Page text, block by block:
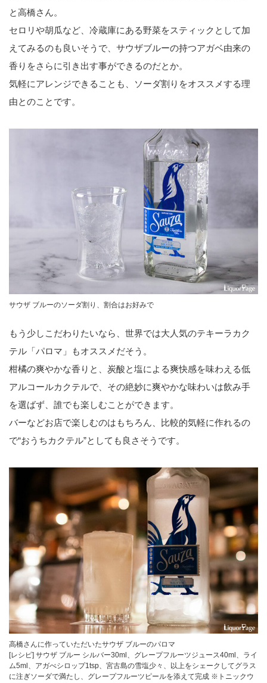
と高橋さん。
セロリや胡瓜など、冷蔵庫にある野菜をスティックとして加
えてみるのも良いそうで、サウザブルーの持つアガベ由来の
香りをさらに引き出す事ができるのだとか。
気軽にアレンジできることも、ソーダ割りをオススメする理
由とのことです。
サウザ ブルーのソーダ割り、割合はお好みで
もう少しこだわりたいなら、世界では大人気のテキーラカク
テル「パロマ」もオススメだそう。
柑橘の爽やかな香りと、炭酸と塩による爽快感を味わえる低
アルコールカクテルで、その絶妙に爽やかな味わいは飲み手
を選ばず、誰でも楽しむことができます。
バーなどお店で楽しむのはもちろん、比較的気軽に作れるの
で“おうちカクテル”としても良さそうです。
高橋さんに作っていただいたサウザ ブルーのパロマ
[レシピ] サウザ ブルー シルバー30ml、グレープフルーツジュース40ml、ライ
ム5ml、アガべシロップ1tsp、宮古島の雪塩少々、以上をシェークしてグラス
に注ぎソーダで満たし、グレープフルーツピールを添えて完成 ※トニックウ